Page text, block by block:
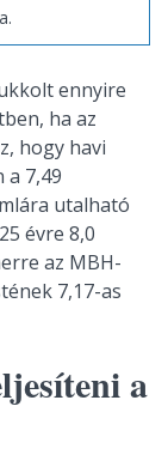
ennyire
ha az
hogy havi
a 7,49
utalható
évre 8,0
az MBH-
7,17-as
a